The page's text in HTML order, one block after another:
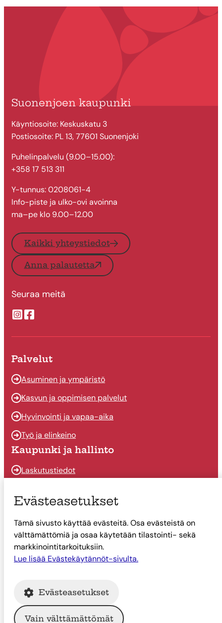
Suonenjoen kaupunki
Käyntiosoite: Keskuskatu 3
Postiosoite: PL 13, 77601 Suonenjoki
Puhelinpalvelu (9.00–15.00):
+358 17 513 311
Y-tunnus: 0208061-4
Info-piste ja ulko-ovi avoinna
ma–pe klo 9.00–12.00
Kaikki yhteystiedot
Anna palautetta
Seuraa meitä
Suonenjoen kaupungin Instragram
Suonenjoen kaupungin Facebook
Palvelut
Asuminen ja ympäristö
Kasvun ja oppimisen palvelut
Hyvinvointi ja vapaa-aika
Työ ja elinkeino
Kaupunki ja hallinto
Laskutustiedot
Päätöksenteko
Talous
Yhteystiedot
Tietoa Suonenjoesta
Tietoa Suonenjoesta
Evästeasetukset
Tämä sivusto käyttää evästeitä. Osa evästeistä on
välttämättömiä ja osaa käytetään tilastointi- sekä
markkinointitarkoituksiin.
Lue lisää Evästekäytännöt-sivulta.
Evästeasetukset
Vain välttämättömät